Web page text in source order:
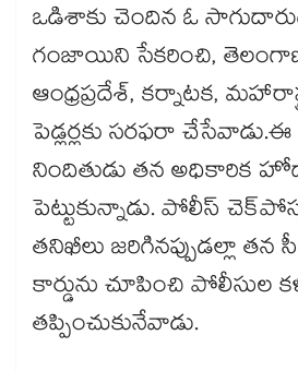
ఒడిశాకు చెందిన ఓ
గంజాయిని సేకరించి,
ఆంధ్రప్రదేశ్, కర్నాటక,
పెడ్లర్లకు సరఫరా
నిందితుడు తన అధికారిక
పెట్టుకున్నాడు. పోలీస్
తనిఖీలు జరిగినప్పుడల్లా
కార్డును చూపించి పోలీసుల
తప్పించుకునేవాడు.